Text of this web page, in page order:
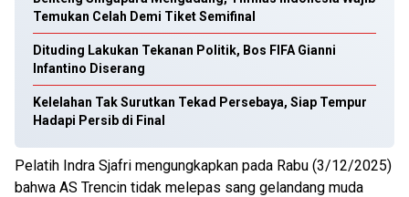
Temukan Celah Demi Tiket Semifinal
Dituding Lakukan Tekanan Politik, Bos FIFA Gianni
Infantino Diserang
Kelelahan Tak Surutkan Tekad Persebaya, Siap Tempur
Hadapi Persib di Final
Pelatih Indra Sjafri mengungkapkan pada Rabu (3/12/2025)
bahwa AS Trencin tidak melepas sang gelandang muda